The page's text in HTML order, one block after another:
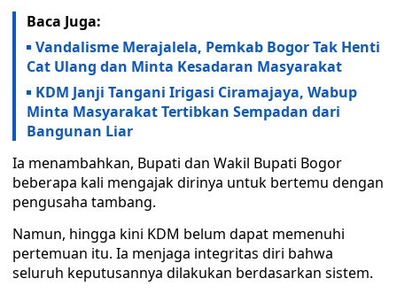
Baca Juga:
Vandalisme Merajalela, Pemkab Bogor Tak Henti
Cat Ulang dan Minta Kesadaran Masyarakat
KDM Janji Tangani Irigasi Ciramajaya, Wabup
Minta Masyarakat Tertibkan Sempadan dari
Bangunan Liar
Ia menambahkan, Bupati dan Wakil Bupati Bogor
beberapa kali mengajak dirinya untuk bertemu dengan
pengusaha tambang.
Namun, hingga kini KDM belum dapat memenuhi
pertemuan itu. Ia menjaga integritas diri bahwa
seluruh keputusannya dilakukan berdasarkan sistem.